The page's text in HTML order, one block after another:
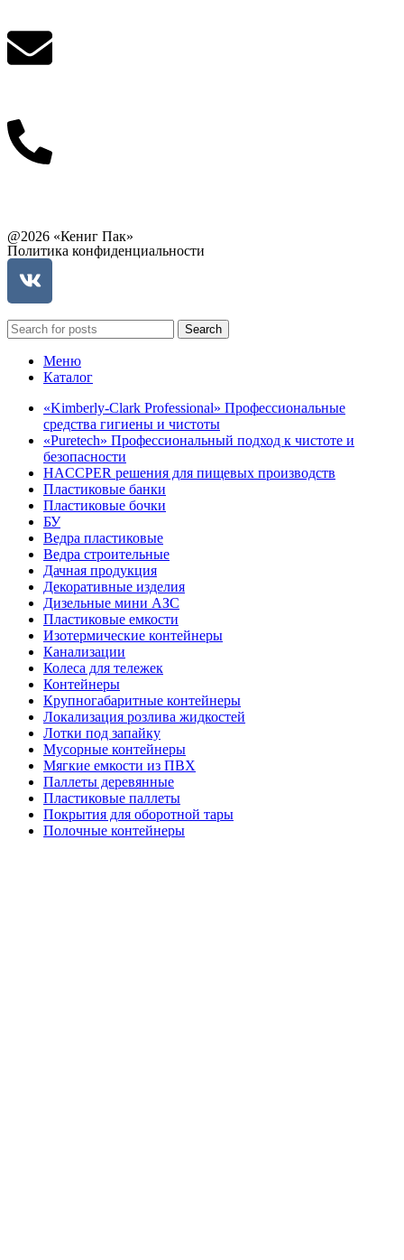
@2026 «Кениг Пак»
Политика конфиденциальности
Search
Меню
Каталог
«Kimberly-Clark Professional» Профессиональные
средства гигиены и чистоты
«Puretech» Профессиональный подход к чистоте и
безопасности
HACCPER решения для пищевых производств
Пластиковые банки
Пластиковые бочки
БУ
Ведра пластиковые
Ведра строительные
Дачная продукция
Декоративные изделия
Дизельные мини АЗС
Пластиковые емкости
Изотермические контейнеры
Канализации
Колеса для тележек
Контейнеры
Крупногабаритные контейнеры
Локализация розлива жидкостей
Лотки под запайку
Мусорные контейнеры
Мягкие емкости из ПВХ
Паллеты деревянные
Пластиковые паллеты
Покрытия для оборотной тары
Полочные контейнеры